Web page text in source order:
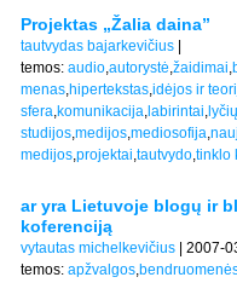
Projektas „Žalia daina”
tautvydas bajarkevičius
temos: audio,autorystė,žaidimai,
menas,hipertekstas,idėjos ir
sfera,komunikacija, labirintai, lyčių
studijos,medijos,mediosofija,
medijos,projektai,tautvydo,tinklo
ar yra Lietuvoje blogų ir
koferenciją
vytautas michelkevičius | 2007-
temos: apžvalgos,